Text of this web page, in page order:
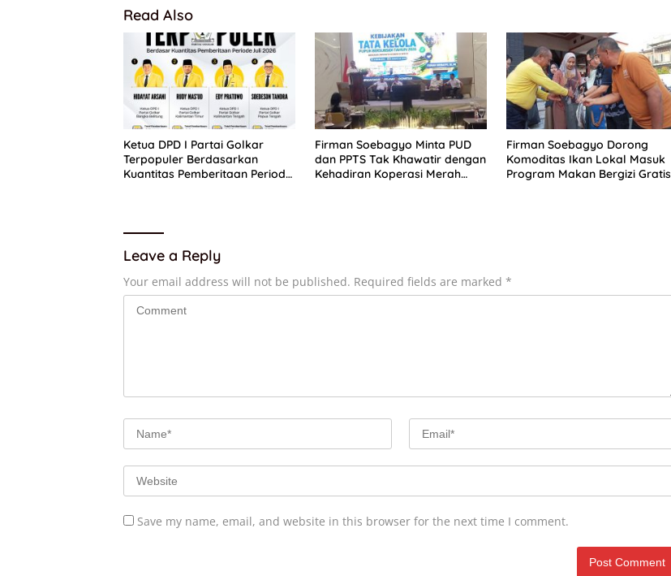
Read Also
Ketua DPD I Partai Golkar
Terpopuler Berdasarkan
Kuantitas Pemberitaan Periode
Firman Soebagyo Minta PUD
dan PPTS Tak Khawatir dengan
Kehadiran Koperasi Merah
Firman Soebagyo Dorong
Komoditas Ikan Lokal Masuk
Program Makan Bergizi Gratis
Leave a Reply
Your email address will not be published. Required fields are marked *
Save my name, email, and website in this browser for the next time I comment.